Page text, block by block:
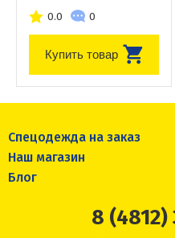
0.0 0
Купить товар
Спецодежда на заказ
Наш магазин
Блог
8 (4812)